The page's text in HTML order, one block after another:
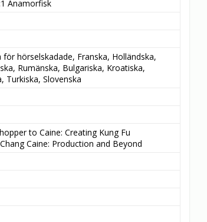
Anamorfisk
för hörselskadade, Franska, Holländska,
Rumänska, Bulgariska, Kroatiska,
Turkiska, Slovenska
to Caine: Creating Kung Fu
Caine: Production and Beyond